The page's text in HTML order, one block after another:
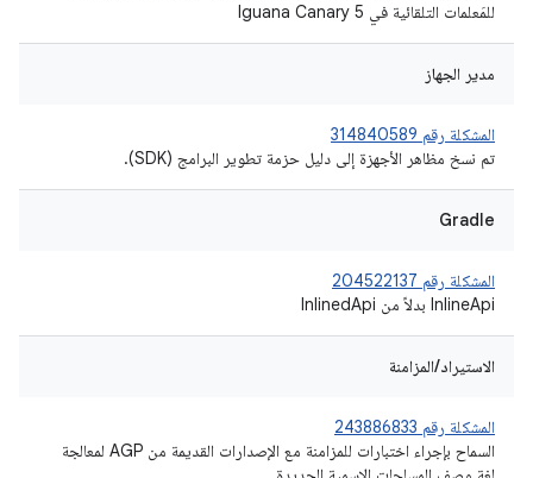
للمَعلمات التلقائية في Iguana Canary 5
مدير الجهاز
المشكلة رقم 314840589
تم نسخ مظاهر الأجهزة إلى دليل حزمة تطوير البرامج (SDK).
Gradle
المشكلة رقم 204522137
‎InlineApi بدلاً من ‎InlinedApi
الاستيراد/المزامنة
المشكلة رقم 243886833
السماح بإجراء اختبارات للمزامنة مع الإصدارات القديمة من AGP لمعالجة